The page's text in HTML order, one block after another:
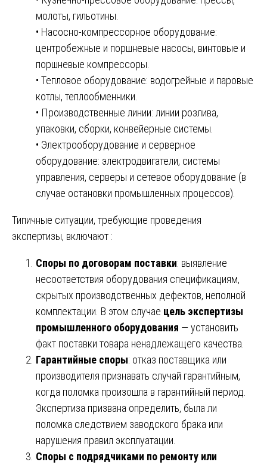
молоты, гильотины.
• Насосно-компрессорное оборудование:
центробежные и поршневые насосы, винтовые и
поршневые компрессоры.
• Тепловое оборудование: водогрейные и паровые
котлы, теплообменники.
• Производственные линии: линии розлива,
упаковки, сборки, конвейерные системы.
• Электрооборудование и серверное
оборудование: электродвигатели, системы
управления, серверы и сетевое оборудование (в
случае остановки промышленных процессов).
Типичные ситуации, требующие проведения
экспертизы, включают :
Споры по договорам поставки: выявление
несоответствия оборудования спецификациям,
скрытых производственных дефектов, неполной
комплектации. В этом случае цель экспертизы
промышленного оборудования — установить
факт поставки товара ненадлежащего качества.
Гарантийные споры: отказ поставщика или
производителя признавать случай гарантийным,
когда поломка произошла в гарантийный период.
Экспертиза призвана определить, была ли
поломка следствием заводского брака или
нарушения правил эксплуатации.
Споры с подрядчиками по ремонту или